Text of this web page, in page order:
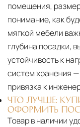
помещения,
понимание, как
мягкой мебели
глубина посадки,
устойчивость к
систем хранения
привязка к
ЧТО ЛУЧШЕ:
ОФОРМИТЬ
Товар в наличии